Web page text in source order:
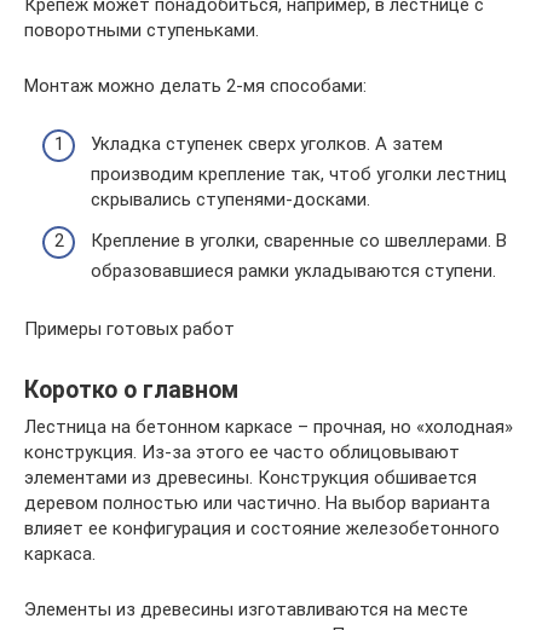
Крепеж может понадобиться, например, в лестнице с
поворотными ступеньками.
Монтаж можно делать 2-мя способами:
Укладка ступенек сверх уголков. А затем
производим крепление так, чтоб уголки лестниц
скрывались ступенями-досками.
Крепление в уголки, сваренные со швеллерами. В
образовавшиеся рамки укладываются ступени.
Примеры готовых работ
Коротко о главном
Лестница на бетонном каркасе – прочная, но «холодная»
конструкция. Из-за этого ее часто облицовывают
элементами из древесины. Конструкция обшивается
деревом полностью или частично. На выбор варианта
влияет ее конфигурация и состояние железобетонного
каркаса.
Элементы из древесины изготавливаются на месте